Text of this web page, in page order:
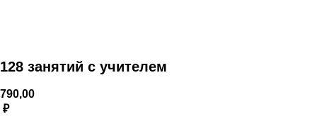
128 занятий с учителем
790,00
₽